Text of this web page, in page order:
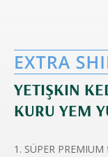
YETIŞKIN
KURU YEM
1. SÜPER